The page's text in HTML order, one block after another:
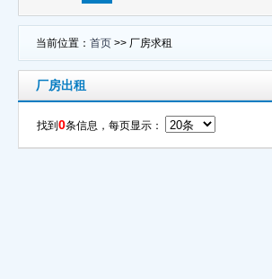
当前位置： 首页 >> 厂房求租
厂房出租
找到 0条信息，每页显示：